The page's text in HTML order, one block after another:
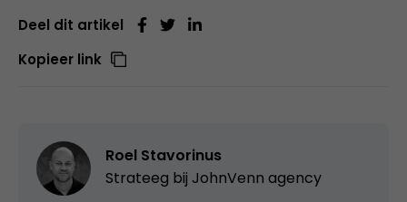
Deel dit artikel
Kopieer link
Roel Stavorinus
Strateeg bij JohnVenn agency